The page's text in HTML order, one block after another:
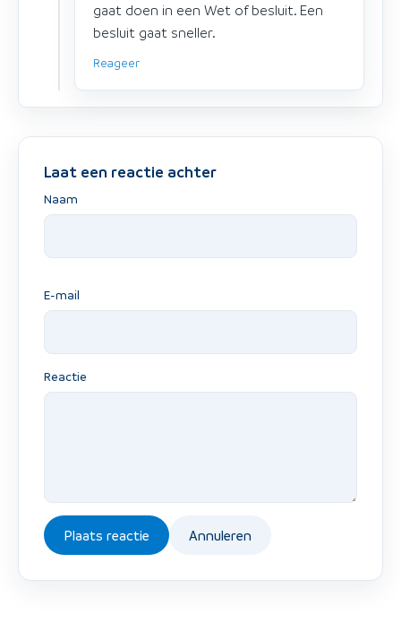
gaat doen in een Wet of besluit. Een
besluit gaat sneller.
Reageer
Laat een reactie achter
Naam
E-mail
Reactie
Plaats reactie Annuleren